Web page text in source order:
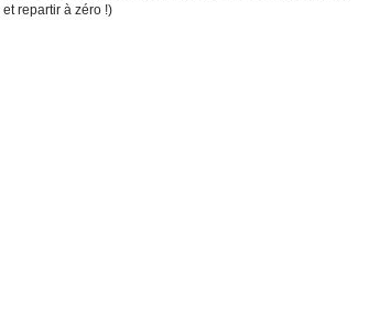
repartir à zéro !)